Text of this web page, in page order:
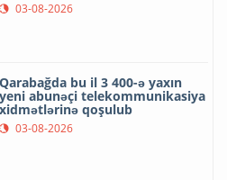
03-08-2026
Qarabağda bu il 3 400-ə yaxın
yeni abunəçi telekommunikasiya
xidmətlərinə qoşulub
03-08-2026